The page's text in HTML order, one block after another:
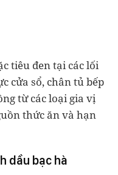
tiêu đen tại các lối
cửa sổ, chân tủ bếp
từ các loại gia vị
thức ăn và hạn
dầu bạc hà